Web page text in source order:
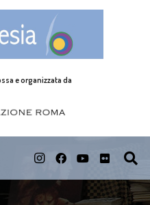
e organizzata da